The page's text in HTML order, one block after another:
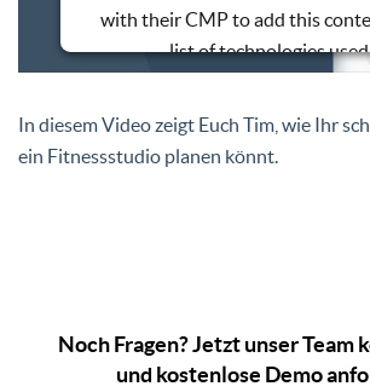
with their CMP to add this
list of technologies
Powered byUsercentrics
In diesem Video zeigt Euch Tim, wie Ihr
ein Fitnessstudio planen könnt.
Noch Fragen? Jetzt unser Team
und kostenlose Demo